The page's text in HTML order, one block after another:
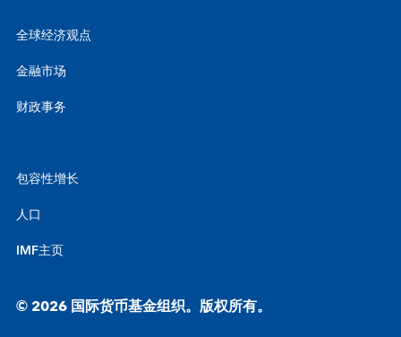
全球经济观点
金融市场
财政事务
包容性增长
人口
IMF主页
© 2026 国际货币基金组织。版权所有。